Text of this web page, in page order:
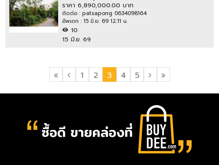
ราคา 6,890,000.00 บาท
ติดต่อ : patsapong 0634098164
อัพเดท : 15 มิ.ย. 69 12:11 น.
10
15 มิ.ย. 69
1 2 3 4 5